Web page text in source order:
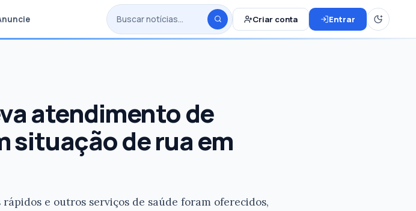
Criar conta Entrar
atendimento de
situação de rua em
e outros serviços de saúde foram oferecidos,